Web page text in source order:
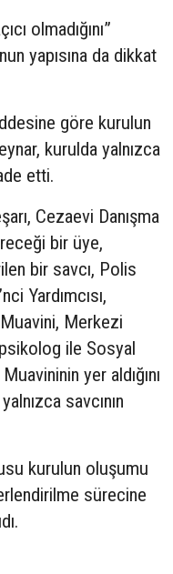
olmadığını”
yapısına da dikkat
göre kurulun
kurulda yalnızca
etti.
Cezaevi Danışma
bir üye,
bir savcı, Polis
Yardımcısı,
Merkezi
ile Sosyal
yer aldığını
savcının
kurulun oluşumu
sürecine